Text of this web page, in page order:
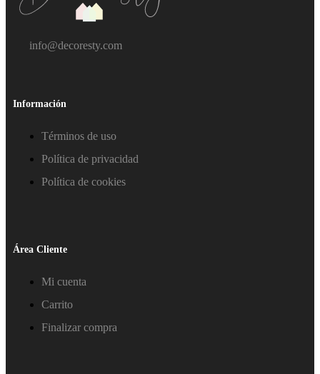
info@decoresty.com
Información
Términos de uso
Política de privacidad
Política de cookies
Área Cliente
Mi cuenta
Carrito
Finalizar compra